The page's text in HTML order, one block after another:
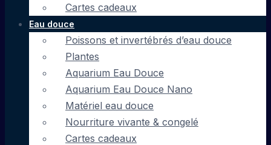
Cartes cadeaux
Eau douce
Poissons et invertébrés d’eau douce
Plantes
Aquarium Eau Douce
Aquarium Eau Douce Nano
Matériel eau douce
Nourriture vivante & congelé
Cartes cadeaux